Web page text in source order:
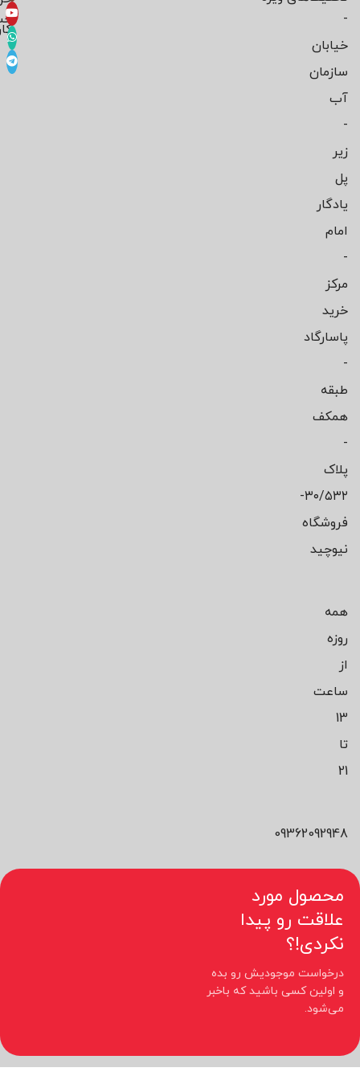
-
خیابان
سازمان
آب
-
زیر
پل
یادگار
امام
-
مرکز
خرید
پاسارگاد
-
طبقه
همکف
-
پلاک
۳۰/۵۳۲-
فروشگاه
نیوچید
همه
روزه
از
ساعت
13
تا
21
09362092948
محصول مورد
علاقت رو پیدا
نکردی!؟
درخواست موجودیش رو بده
و اولین کسی باشید که باخبر
می‌شود.